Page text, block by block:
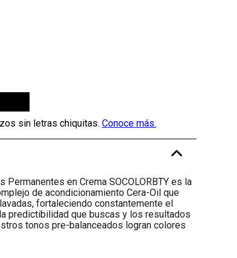
-
en Crema SOCOLORBTY es la
de acondicionamiento Cera-Oil que
fortaleciendo constantemente el
predictibilidad que buscas y los resultados
tonos pre-balanceados logran colores